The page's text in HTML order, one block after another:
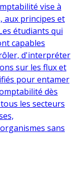
vise à
aux principes et
étudiants qui
capables
d'interpréter
sur les flux et
pour entamer
dès
les secteurs
sans